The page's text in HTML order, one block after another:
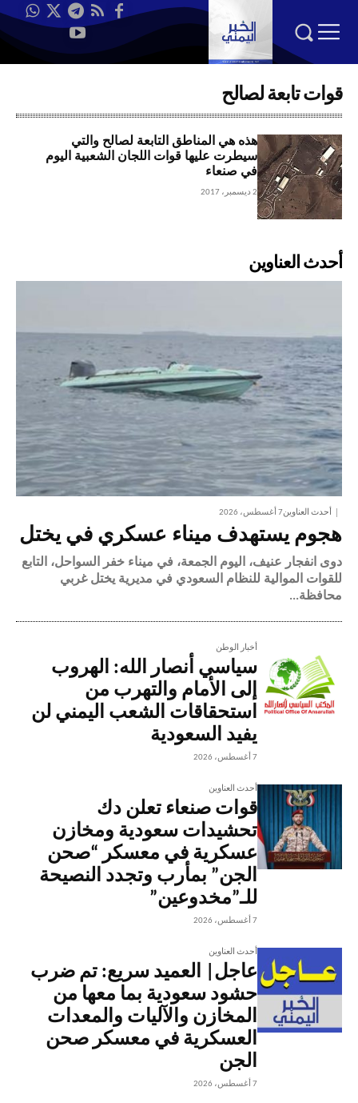
قوات تابعة لصالح
هذه هي المناطق التابعة لصالح والتي
سيطرت عليها قوات اللجان الشعبية اليوم
في صنعاء
2 ديسمبر، 2017
أحدث العناوين
أحدث العناوين7 أغسطس، 2026
هجوم يستهدف ميناء عسكري في يختل
دوى انفجار عنيف، اليوم الجمعة، في ميناء خفر السواحل، التابع
للقوات الموالية للنظام السعودي في مديرية يختل غربي
محافظة...
أخبار الوطن
سياسي أنصار الله: الهروب
إلى الأمام والتهرب من
استحقاقات الشعب اليمني لن
يفيد السعودية
7 أغسطس، 2026
أحدث العناوين
قوات صنعاء تعلن دك
تحشيدات سعودية ومخازن
عسكرية في معسكر “صحن
الجن” بمأرب وتجدد النصيحة
للـ”مخدوعين”
7 أغسطس، 2026
أحدث العناوين
عاجل| العميد سريع: تم ضرب
حشود سعودية بما معها من
المخازن والآليات والمعدات
العسكرية في معسكر صحن
الجن
7 أغسطس، 2026